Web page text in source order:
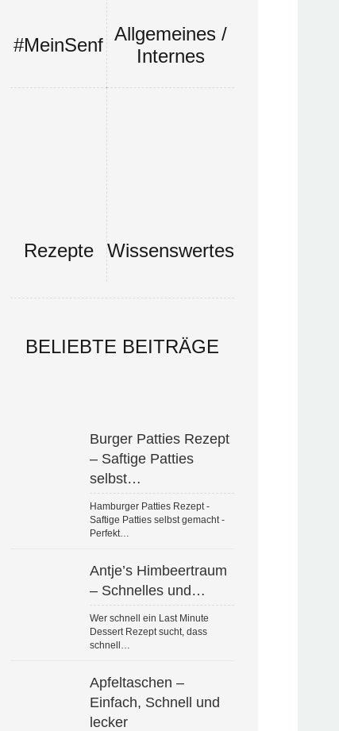
#MeinSenf
Allgemeines /
Internes
Rezepte Wissenswertes
BELIEBTE BEITRÄGE
Burger Patties Rezept
– Saftige Patties
selbst…
Hamburger Patties Rezept -
Saftige Patties selbst gemacht -
Perfekt…
Antje’s Himbeertraum
– Schnelles und…
Wer schnell ein Last Minute
Dessert Rezept sucht, dass
schnell…
Apfeltaschen –
Einfach, Schnell und
lecker